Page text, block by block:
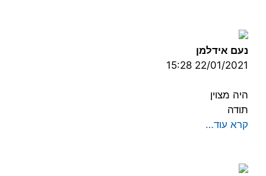
נעם אידלמן
22/01/2021 15:28
היה מצוין
תודה
קרא עוד…